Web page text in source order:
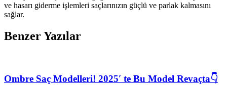
ve hasarı giderme işlemleri saçlarınızın güçlü ve parlak kalmasını
sağlar.
Benzer Yazılar
Ombre Saç Modelleri! 2025′ te Bu Model Revaçta👇